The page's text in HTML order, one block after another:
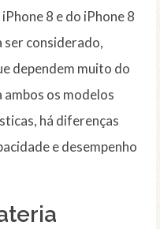
8 e do iPhone 8
ser considerado,
dependem muito do
os modelos
há diferenças
e desempenho